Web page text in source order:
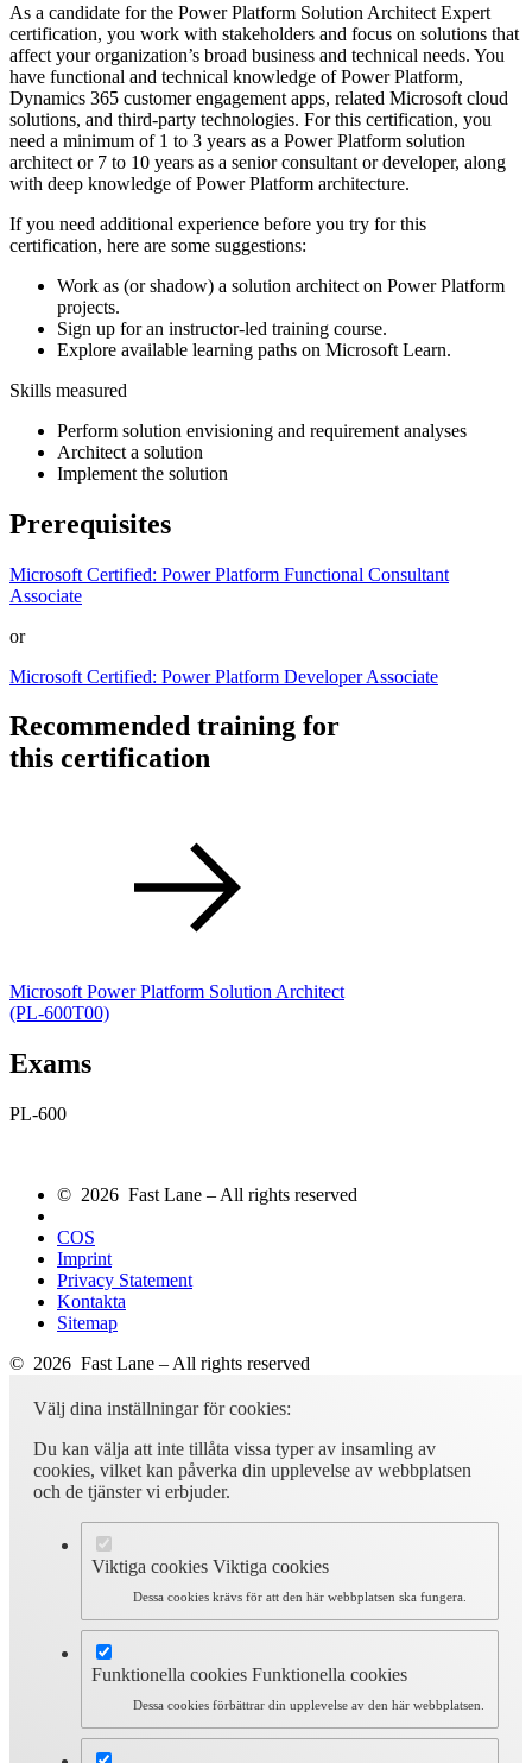
As a candidate for the Power Platform Solution Architect Expert
certification, you work with stakeholders and focus on solutions that
affect your organization’s broad business and technical needs. You
have functional and technical knowledge of Power Platform,
Dynamics 365 customer engagement apps, related Microsoft cloud
solutions, and third-party technologies. For this certification, you
need a minimum of 1 to 3 years as a Power Platform solution
architect or 7 to 10 years as a senior consultant or developer, along
with deep knowledge of Power Platform architecture.
If you need additional experience before you try for this
certification, here are some suggestions:
Work as (or shadow) a solution architect on Power Platform
projects.
Sign up for an instructor-led training course.
Explore available learning paths on Microsoft Learn.
Skills measured
Perform solution envisioning and requirement analyses
Architect a solution
Implement the solution
Prerequisites
Microsoft Certified: Power Platform Functional Consultant
Associate
or
Microsoft Certified: Power Platform Developer Associate
Recommended training for
this certification
Microsoft Power Platform Solution Architect
(PL-600T00)
Exams
PL-600
© 2026 Fast Lane – All rights reserved
COS
Imprint
Privacy Statement
Kontakta
Sitemap
© 2026 Fast Lane – All rights reserved
Välj dina inställningar för cookies:
Du kan välja att inte tillåta vissa typer av insamling av
cookies, vilket kan påverka din upplevelse av webbplatsen
och de tjänster vi erbjuder.
Viktiga cookies Viktiga cookies
Dessa cookies krävs för att den här webbplatsen ska fungera.
Funktionella cookies Funktionella cookies
Dessa cookies förbättrar din upplevelse av den här webbplatsen.